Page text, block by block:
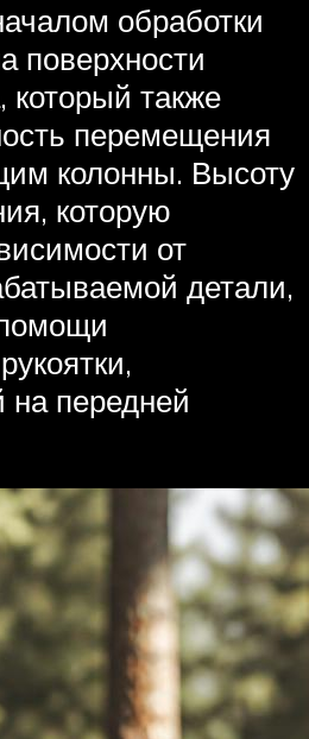
обработки
поверхности
который также
перемещения
колонны. Высоту
которую
от
детали,
на передней